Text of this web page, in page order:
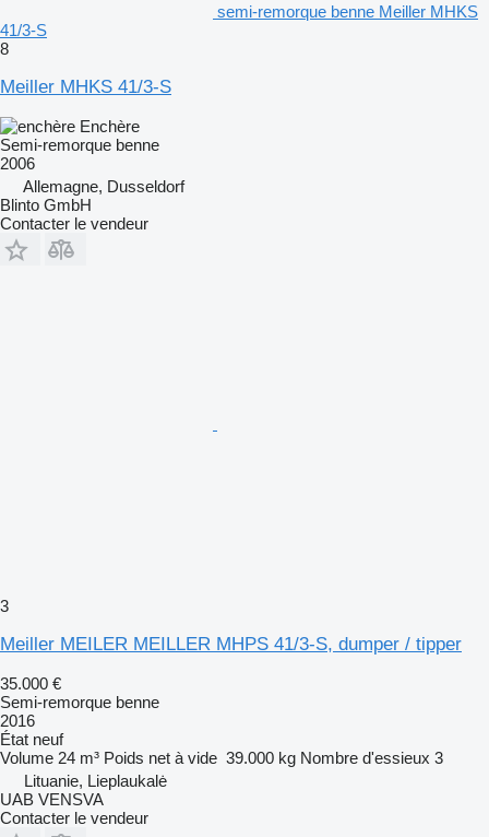
semi-remorque benne Meiller MHKS
41/3-S
8
Meiller MHKS 41/3-S
Enchère
Semi-remorque benne
2006
Allemagne, Dusseldorf
Blinto GmbH
Contacter le vendeur
3
Meiller MEILER MEILLER MHPS 41/3-S, dumper / tipper
35.000 €
Semi-remorque benne
2016
État neuf
Volume 24 m³ Poids net à vide 39.000 kg Nombre d'essieux 3
Lituanie, Lieplaukalė
UAB VENSVA
Contacter le vendeur